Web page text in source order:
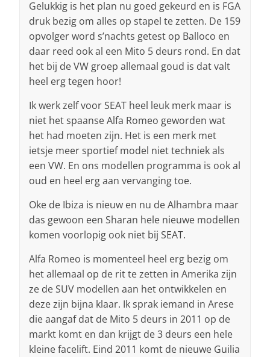
Gelukkig is het plan nu goed gekeurd en is FGA
druk bezig om alles op stapel te zetten. De 159
opvolger word s’nachts getest op Balloco en
daar reed ook al een Mito 5 deurs rond. En dat
het bij de VW groep allemaal goud is dat valt
heel erg tegen hoor!
Ik werk zelf voor SEAT heel leuk merk maar is
niet het spaanse Alfa Romeo geworden wat
het had moeten zijn. Het is een merk met
ietsje meer sportief model niet techniek als
een VW. En ons modellen programma is ook al
oud en heel erg aan vervanging toe.
Oke de Ibiza is nieuw en nu de Alhambra maar
das gewoon een Sharan hele nieuwe modellen
komen voorlopig ook niet bij SEAT.
Alfa Romeo is momenteel heel erg bezig om
het allemaal op de rit te zetten in Amerika zijn
ze de SUV modellen aan het ontwikkelen en
deze zijn bijna klaar. Ik sprak iemand in Arese
die aangaf dat de Mito 5 deurs in 2011 op de
markt komt en dan krijgt de 3 deurs een hele
kleine facelift. Eind 2011 komt de nieuwe Guilia